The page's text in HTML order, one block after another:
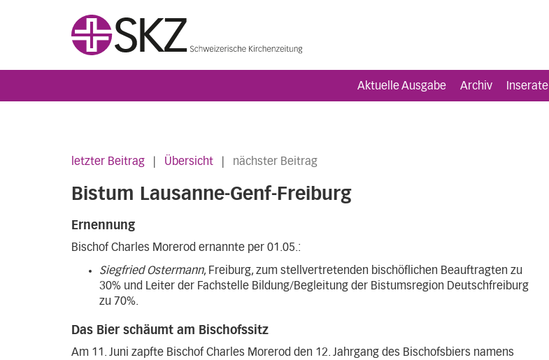
Aktuelle Ausgabe Archiv Inserate
letzter Beitrag Übersicht nächster Beitrag
Bistum Lausanne-Genf-Freiburg
Ernennung
Bischof Charles Morerod ernannte per 01.05.:
Siegfried Ostermann, Freiburg, zum stellvertretenden bischöflichen Beauftragten zu
30% und Leiter der Fachstelle Bildung/Begleitung der Bistumsregion Deutschfreiburg
zu 70%.
Das Bier schäumt am Bischofssitz
Am 11. Juni zapfte Bischof Charles Morerod den 12. Jahrgang des Bischofsbiers namens